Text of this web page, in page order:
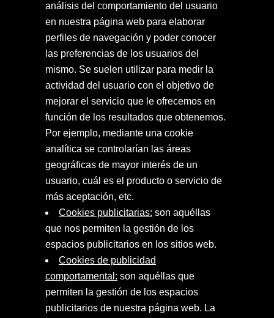
análisis del comportamiento del usuario
en nuestra página web para elaborar
perfiles de navegación y poder conocer
las preferencias de los usuarios del
mismo. Se suelen utilizar para medir la
actividad del usuario con el objetivo de
mejorar el servicio que le ofrecemos en
función de los resultados que obtenemos.
Por ejemplo, mediante una cookie
analítica se controlarían las áreas
geográficas de mayor interés de un
usuario, cuál es el producto o servicio de
más aceptación, etc.
Cookies publicitarias: son aquéllas
que nos permiten la gestión de los
espacios publicitarios en los sitios web.
Cookies de publicidad
comportamental: son aquéllas que
permiten la gestión de los espacios
publicitarios de nuestra página web. La